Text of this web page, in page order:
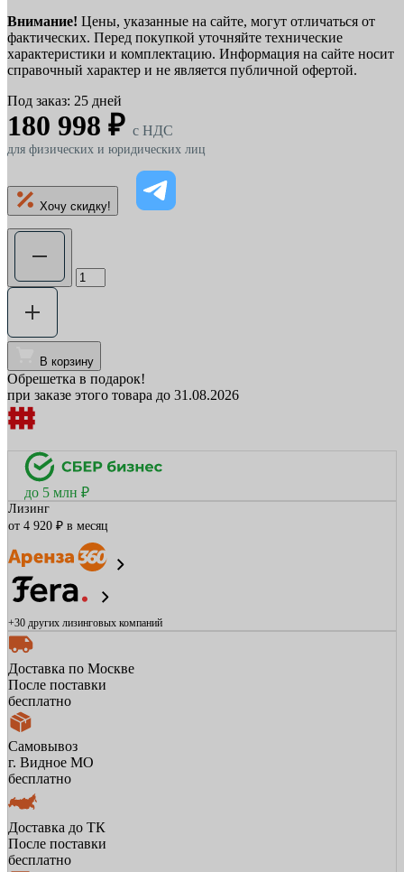
Внимание! Цены, указанные на сайте, могут отличаться от
фактических. Перед покупкой уточняйте технические
характеристики и комплектацию. Информация на сайте носит
справочный характер и не является публичной офертой.
Под заказ: 25 дней
180 998 ₽ c НДС
для физических и юридических лиц
Хочу скидку!
В корзину
Обрешетка в подарок!
при заказе этого товара до 31.08.2026
до 5 млн ₽
Лизинг
от 4 920 ₽ в месяц
+30 других лизинговых компаний
Доставка по Москве
После поставки
бесплатно
Самовывоз
г. Видное МО
бесплатно
Доставка до ТК
После поставки
бесплатно